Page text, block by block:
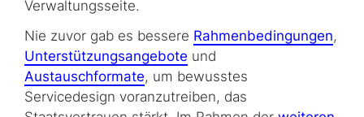
Verwaltungsseite.
Nie zuvor gab es bessere Rahmenbedingungen,
Unterstützungsangebote und
Austauschformate, um bewusstes
Servicedesign voranzutreiben, das